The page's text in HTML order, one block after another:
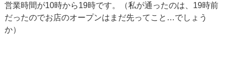
営業時間が10時から19時です。（私が通ったのは、19時前
だったのでお店のオープンはまだ先ってこと…でしょう
か）